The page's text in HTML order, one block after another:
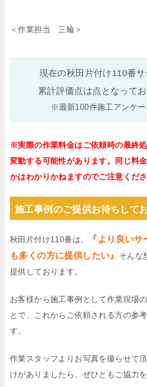
＜作業担当 三輪＞
現在の秋田片付け110番
累計評価点は点となって
※最新100件施工アンケー
※実際の作業料金はご依頼時の最終
変動する可能性があります。同じ料
かはわかりかねますのでご注意くださ
施工事例のご提供お待ちして
秋田片付け110番は、
『より良い
も多くの方に提供したい』
そんな
提供しております。
お客様から施工事例として作業現場
とで、これからご依頼される方の参
す。
作業スタッフよりお写真を撮らせて
けがありましたら、ぜひともご協力